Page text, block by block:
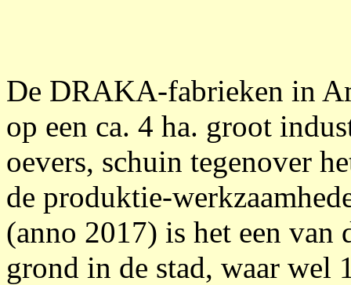
De DRAKA-fabrieken in
op een ca. 4 ha. groot
oevers, schuin tegenover
de produktie-
(anno 2017) is het een van
grond in de stad, waar wel